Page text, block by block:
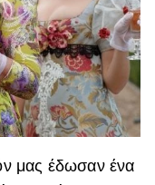
μας έδωσαν ένα